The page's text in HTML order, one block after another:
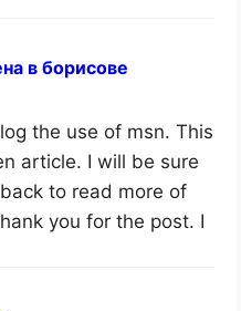
в борисове
the use of msn. This
article. I will be sure
to read more of
you for the post. I